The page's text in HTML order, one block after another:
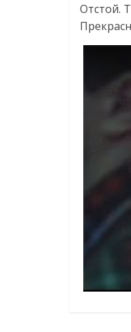
Отстой.